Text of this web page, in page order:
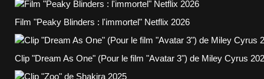
Film "Peaky Blinders : l'immortel" Netflix 2026
Clip "Dream As One" (Pour le film "Avatar 3") de Miley Cyrus